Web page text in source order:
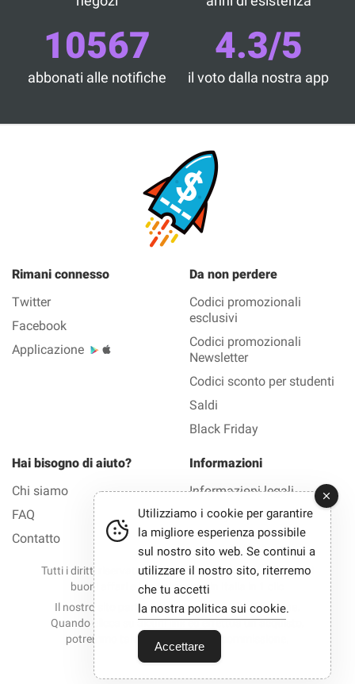
10567
abbonati alle notifiche
4.3/5
il voto dalla nostra app
Rimani connesso
Twitter
Facebook
Applicazione
Da non perdere
Codici promozionali
esclusivi
Codici promozionali
Newsletter
Codici sconto per studenti
Saldi
Black Friday
Hai bisogno di aiuto?
Chi siamo
FAQ
Contatto
Informazioni
Informazioni legali
Privacy
Tutti i diritti riservati © 2012-2026 Bono Sconto — Tutti i
buoni affari e i codici sconto in Italia in 1 clic
Il nostro sito partecipa a programmi di affiliazione.
Quando clicca su alcuni link ed effettua un acquisto,
potremmo talvolta ricevere una commissione.
Utilizziamo i cookie per garantire
la migliore esperienza possibile
sul nostro sito web. Se continui a
utilizzare il nostro sito, riterremo
che tu accetti
la nostra politica sui cookie.
Accettare